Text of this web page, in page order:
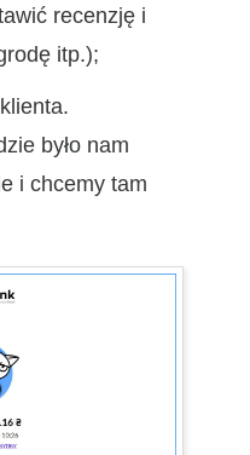
recenzję i
itp.);
było nam
i chcemy tam